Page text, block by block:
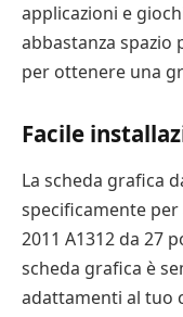
applicazioni e
abbastanza spazio
per ottenere una
Facile
La scheda grafica
specificamente
2011 A1312 da 27
scheda grafica è
adattamenti al tuo